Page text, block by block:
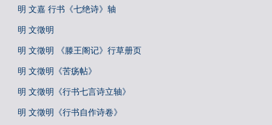
明 文嘉 行书《七绝诗》轴
明 文徵明
明 文徵明 《滕王阁记》行草册页
明 文徵明《苦疡帖》
明 文徵明《行书七言诗立轴》
明 文徵明《行书自作诗卷》